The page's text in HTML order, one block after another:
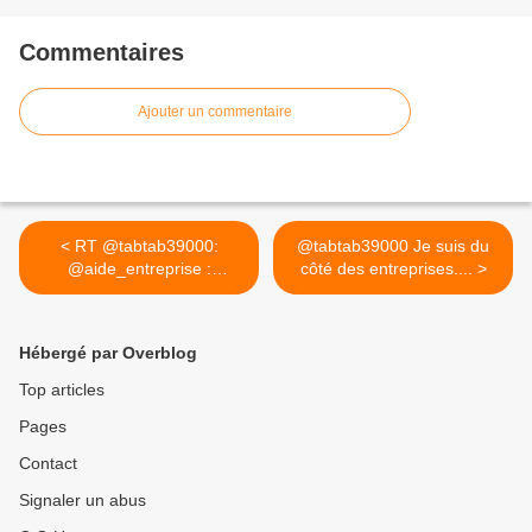
Commentaires
Ajouter un commentaire
< RT @tabtab39000:
@aide_entreprise :
#ZoneInterdite...
@tabtab39000 Je suis du
côté des entreprises.... >
Hébergé par Overblog
Top articles
Pages
Contact
Signaler un abus